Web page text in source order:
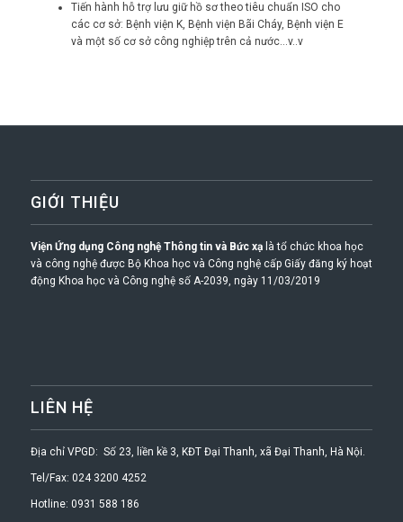
Tiến hành hỗ trợ lưu giữ hồ sơ theo tiêu chuẩn ISO cho
các cơ sở: Bệnh viện K, Bệnh viện Bãi Cháy, Bệnh viện E
và một số cơ sở công nghiệp trên cả nước…v..v
GIỚI THIỆU
Viện Ứng dụng Công nghệ Thông tin và Bức xạlà tổ chức khoa học
và công nghệ được Bộ Khoa học và Công nghệ cấp Giấy đăng ký hoạt
động Khoa học và Công nghệ số A-2039, ngày 11/03/2019
LIÊN HỆ
Địa chỉ VPGD: Số 23, liền kề 3, KĐT Đại Thanh, xã Đại Thanh, Hà Nội.
Tel/Fax: 024 3200 4252
Hotline: 0931 588 186